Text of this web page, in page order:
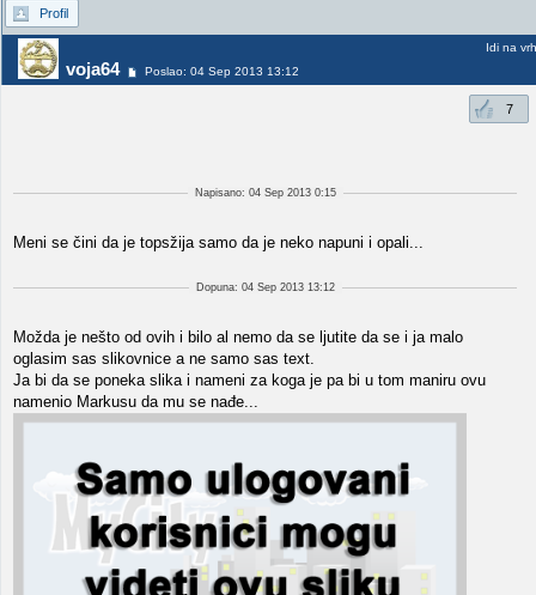
Profil
voja64 Poslao: 04 Sep 2013 13:12
Idi na vrh
7
Napisano: 04 Sep 2013 0:15
Meni se čini da je topsžija samo da je neko napuni i opali...
Dopuna: 04 Sep 2013 13:12
Možda je nešto od ovih i bilo al nemo da se ljutite da se i ja malo
oglasim sas slikovnice a ne samo sas text.
Ja bi da se poneka slika i nameni za koga je pa bi u tom maniru ovu
namenio Markusu da mu se nađe...